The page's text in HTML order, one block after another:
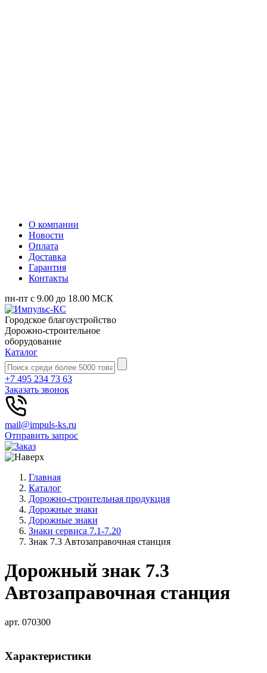
О компании
Новости
Оплата
Доставка
Гарантия
Контакты
пн-пт с 9.00 до 18.00 МСК
Городское благоустройство
Дорожно-строительное
оборудование
Каталог
+7 495 234 73 63
Заказать звонок
mail@impuls-ks.ru
Отправить запрос
Главная
Каталог
Дорожно-строительная продукция
Дорожные знаки
Дорожные знаки
Знаки сервиса 7.1-7.20
Знак 7.3 Автозаправочная станция
Дорожный знак 7.3
Автозаправочная станция
арт. 070300
Характеристики